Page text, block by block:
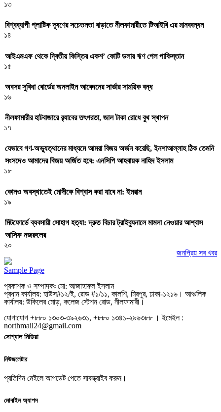
১৩
বিশ্বব্যাপী প্লাষ্টিক দূষণের সচেতনতা বাড়াতে নীলফামারীতে টিআইবি এর মানববন্ধন
১৪
আইএমএফ থেকে দ্বিতীয় কিস্তির একশ’ কোটি ডলার ঋণ পেল পাকিস্তান
১৫
অবসর সুবিধা বোর্ডের অনলাইন আবেদনের সার্ভার সাময়িক বন্ধ
১৬
নীলফামারীর হাটবাজারে র‌্যাবের তৎপরতা, জাল টাকা রোধে বুথ স্থাপন
১৭
যেভাবে গণ-অভ্যুত্থানের মাধ্যমে আমরা বিজয় অর্জন করেছি, ইনশাআল্লাহ ঠিক তেমনি
সংসদেও আমাদের বিজয় অর্জিত হবে: এনসিপি আহবায়ক নাহিদ ইসলাম
১৮
কোনও অবস্থাতেই মোদীকে বিশ্বাস করা যাবে না: ইমরান
১৯
মিটফোর্ডে ব্যবসায়ী সোহাগ হত্যা: দ্রুত বিচার ট্রাইব্যুনালে মামলা নেওয়ার আশ্বাস
আসিফ নজরুলের
২০
জনপ্রিয় সব খবর
Sample Page
প্রকাশক ও সম্পাদকঃ মো: আজাহারুল ইসলাম
প্রধান কার্যালয়: হাউস#১২/ই, রোড #১/১১, কালশি, মিরপুর, ঢাকা-১২১৬। আঞ্চলিক
কার্যালয়: উকিলের মোড়, কলেজ স্টেশন রোড, নীলফামারী।
যোগাযোগ +৮৮০ ১৩০৩-৩৯২৬৩১, +৮৮০ ১৩৪১-২৯৬৩৮৮ । ইমেইল :
northmail24@gmail.com
সোশ্যাল মিডিয়া
নিউজলেটার
প্রতিদিন মেইলে আপডেট পেতে সাবস্ক্রাইব করুন।
মোবাইল অ্যাপস